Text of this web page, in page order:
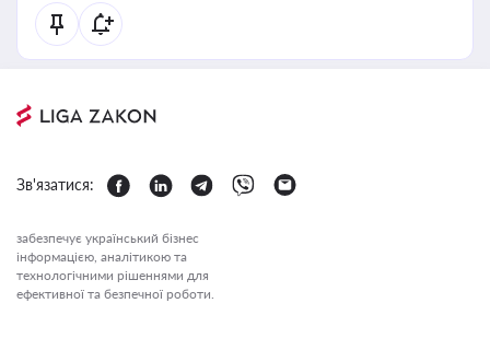
Зв'язатися:
забезпечує український бізнес
інформацією, аналітикою та
технологічними рішеннями для
ефективної та безпечної роботи.